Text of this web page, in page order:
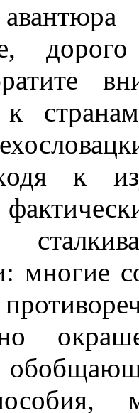
к
многие